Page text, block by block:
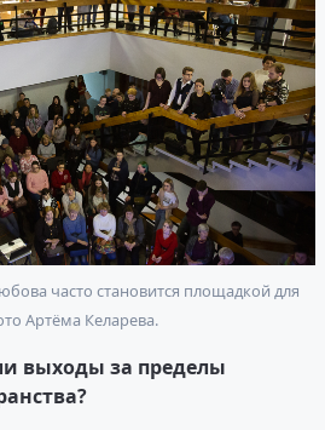
часто становится площадкой для
Артёма Келарева.
выходы за пределы